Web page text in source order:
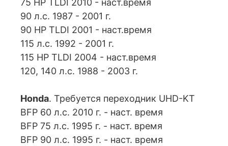
75 HP TLDI 2010 - наст.время
90 л.с. 1987 - 2001 г.
90 HP TLDI 2001 - наст.время
115 л.с. 1992 - 2001 г.
115 HP TLDI 2004 - наст.время
120, 140 л.с. 1988 - 2003 г.
Honda. Требуется переходник UHD-KT
BFP 60 л.с. 2010 г. - наст. время
BFP 75 л.с. 1995 г. - наст. время
BFP 90 л.с. 1995 г. - наст. время